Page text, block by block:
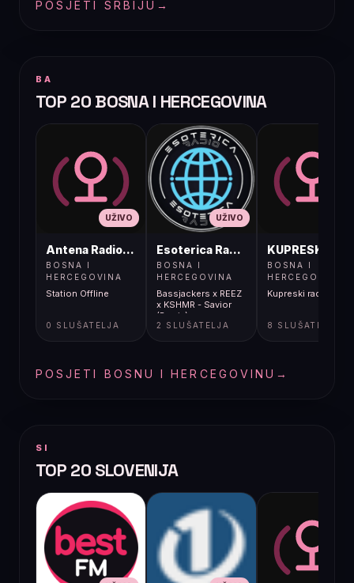
POSJETI SRBIJU →
BA
TOP 20 BOSNA I HERCEGOVINA
UŽIVO
Antena Radio, Jelah Tešanj
BOSNA I
HERCEGOVINA
Station Offline
0 SLUŠATELJA
UŽIVO
Esoterica Radio S1
BOSNA I
HERCEGOVINA
Bassjackers x REEZ
x KSHMR - Savior
(Remix)
2 SLUŠATELJA
BOSNA I
HERCEGOVINA
Kupreski radio
8 SLUŠATELJA
POSJETI BOSNU I HERCEGOVINU →
SI
TOP 20 SLOVENIJA